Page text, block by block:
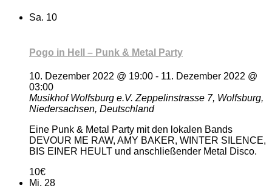
Sa. 10
Pogo in Hell – Punk & Metal Party
10. Dezember 2022 @ 19:00 - 11. Dezember 2022 @
03:00
Musikhof Wolfsburg e.V. Zeppelinstrasse 7, Wolfsburg,
Niedersachsen, Deutschland
Eine Punk & Metal Party mit den lokalen Bands
DEVOUR ME RAW, AMY BAKER, WINTER SILENCE,
BIS EINER HEULT und anschließender Metal Disco.
10€
Mi. 28